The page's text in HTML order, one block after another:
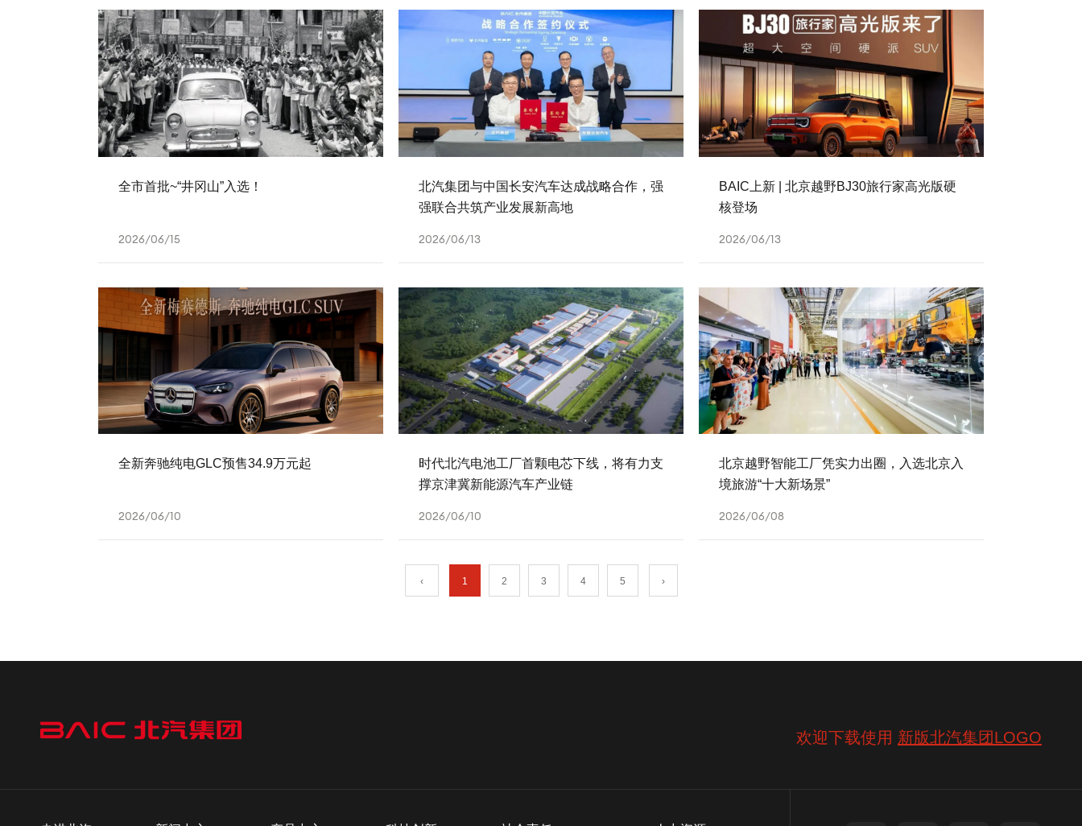
全市首批~“井冈山”入选！
2026/06/15
北汽集团与中国长安汽车达成战略合作，强
强联合共筑产业发展新高地
2026/06/13
BAIC上新 | 北京越野BJ30旅行家高光版硬
核登场
2026/06/13
全新奔驰纯电GLC预售34.9万元起
2026/06/10
时代北汽电池工厂首颗电芯下线，将有力支
撑京津冀新能源汽车产业链
2026/06/10
北京越野智能工厂凭实力出圈，入选北京入
境旅游“十大新场景”
2026/06/08
‹ 1 2 3 4 5 ›
欢迎下载使用 新版北汽集团LOGO